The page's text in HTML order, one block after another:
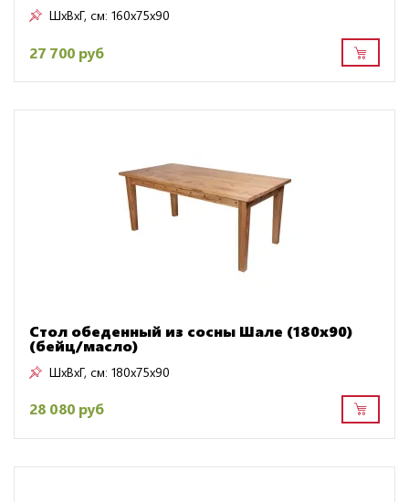
ШxВxГ, см: 160x75x90
27 700 руб
Стол обеденный из сосны Шале (180х90)
(бейц/масло)
ШxВxГ, см: 180x75x90
28 080 руб